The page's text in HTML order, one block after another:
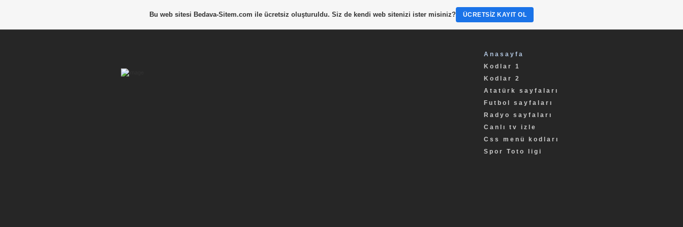
Anasayfa
Kodlar 1
Kodlar 2
Atatürk sayfaları
Futbol sayfaları
Radyo sayfaları
Canlı tv izle
Css menü kodları
Spor Toto ligi
Bu web sitesi Bedava-Sitem.com ile ücretsiz oluşturuldu. Siz de kendi web sitenizi ister misiniz? ÜCRETSIZ KAYIT OL